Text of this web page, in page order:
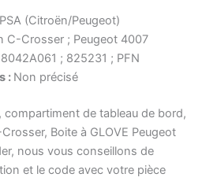
PSA (Citroën/Peugeot)
C-Crosser ; Peugeot 4007
8042A061 ; 825231 ; PFN
: Non précisé
de tableau de bord,
Boite à GLOVE Peugeot
nous vous conseillons de
et le code avec votre pièce